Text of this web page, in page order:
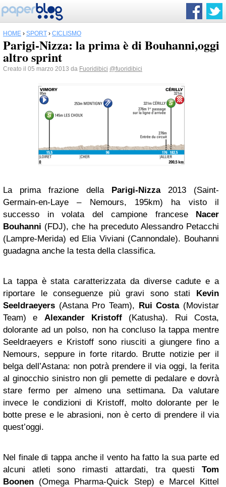
HOME › SPORT › CICLISMO
Parigi-Nizza: la prima è di Bouhanni,oggi
altro sprint
Creato il 05 marzo 2013 da Fuoridibici @fuoridibici
La prima frazione della Parigi-Nizza2013 (Saint-
Germain-en-Laye – Nemours, 195km) ha visto il
successo in volata del campione franceseNacer
Bouhanni (FDJ), che ha preceduto Alessandro Petacchi
(Lampre-Merida) ed Elia Viviani (Cannondale). Bouhanni
guadagna anche la testa della classifica.
La tappa è stata caratterizzata da diverse cadute e a
riportare le conseguenze più gravi sono stati Kevin
Seeldraeyers (Astana Pro Team), Rui Costa(Movistar
Team) e Alexander Kristoff (Katusha). Rui Costa,
dolorante ad un polso, non ha concluso la tappa mentre
Seeldraeyers e Kristoff sono riusciti a giungere fino a
Nemours, seppure in forte ritardo. Brutte notizie per il
belga dell’Astana: non potrà prendere il via oggi, la ferita
al ginocchio sinistro non gli pemette di pedalare e dovrà
stare fermo per almeno una settimana. Da valutare
invece le condizioni di Kristoff, molto dolorante per le
botte prese e le abrasioni, non è certo di prendere il via
quest’oggi.
Nel finale di tappa anche il vento ha fatto la sua parte ed
alcuni atleti sono rimasti attardati, tra questi Tom
Boonen (Omega Pharma-Quick Step) e Marcel Kittel